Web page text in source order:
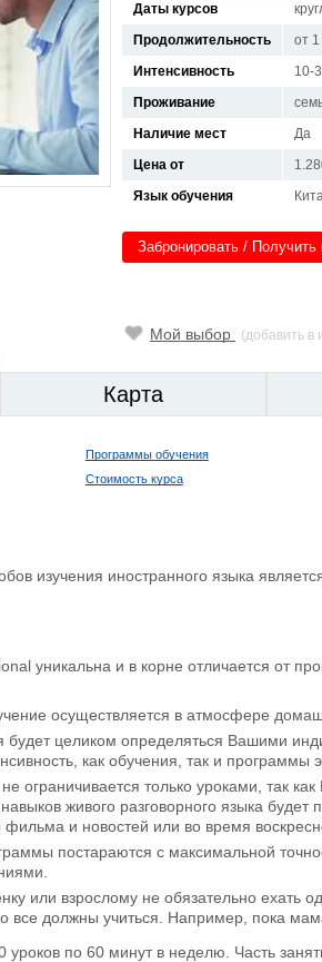
Даты курсов
Продолжительность
от
Интенсивность
10-
Проживание
Наличие мест
Да
Цена от
Язык обучения
Забронировать /
Мой выбор (добавить в
Карта
Программы обучения
Стоимость курса
изучения иностранного языка
уникальна и в корне отличается от
осуществляется в атмосфере
будет целиком определяться Вашими
как обучения, так и программы
ограничивается только уроками, так
живого разговорного языка
и новостей или во время
постараются с максимальной
или взрослому не обязательно ехать
все должны учиться. Например, пока
уроков по 60 минут в неделю. Часть